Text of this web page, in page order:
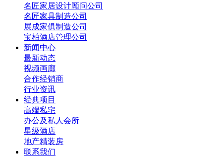
名匠家居设计顾问公司
名匠家具制造公司
展成家俱制造公司
宝柏酒店管理公司
新闻中心
最新动态
视频画廊
合作经销商
行业资讯
经典项目
高端私宅
办公及私人会所
星级酒店
地产精装房
联系我们